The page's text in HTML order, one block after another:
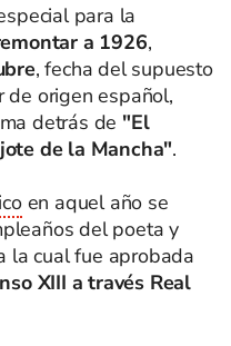
para la
a 1926,
, fecha del supuesto
de origen español,
detrás de "El
de la Mancha".
en aquel año se
del poeta y
la cual fue aprobada
XIII a través Real